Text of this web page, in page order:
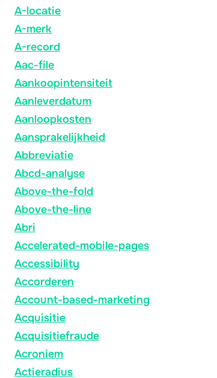
A-locatie
A-merk
A-record
Aac-file
Aankoopintensiteit
Aanleverdatum
Aanloopkosten
Aansprakelijkheid
Abbreviatie
Abcd-analyse
Above-the-fold
Above-the-line
Abri
Accelerated-mobile-pages
Accessibility
Accorderen
Account-based-marketing
Acquisitie
Acquisitiefraude
Acroniem
Actieradius